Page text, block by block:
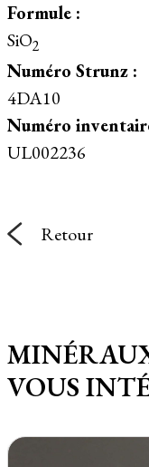
Formule :
SiO2
Numéro Strunz :
4DA10
Numéro
UL002236
Retour
VOUS